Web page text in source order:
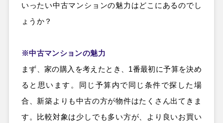
いったい中古マンションの魅力はどこにあるのでし
ょうか？
※中古マンションの魅力
まず、家の購入を考えたとき、1番最初に予算を決め
ると思います。同じ予算内で同じ条件で探した場
合、新築よりも中古の方が物件はたくさん出てきま
す。比較対象は少しでも多い方が、より良いお買い